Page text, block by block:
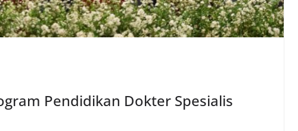
Pendidikan Dokter Spesialis